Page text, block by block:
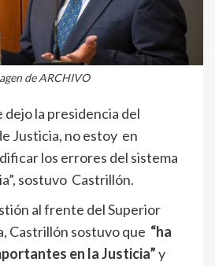
de ARCHIVO
dejo la presidencia del
Justicia, no estoy en
los errores del sistema
sostuvo Castrillón.
al frente del Superior
Castrillón sostuvo que “ha
en la Justicia”y